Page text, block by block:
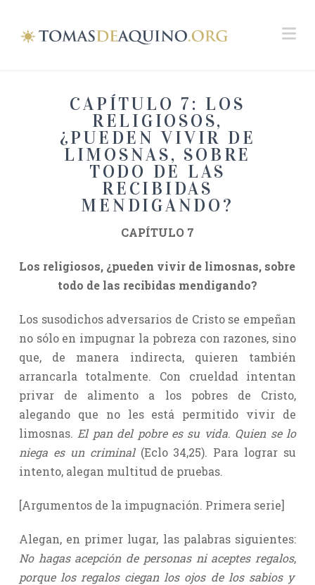
CAPÍTULO 7: LOS
RELIGIOSOS,
¿PUEDEN VIVIR DE
LIMOSNAS, SOBRE
TODO DE LAS
RECIBIDAS
MENDIGANDO?
CAPÍTULO 7
Los religiosos, ¿pueden vivir de limosnas, sobre
todo de las recibidas mendigando?
Los susodichos adversarios de Cristo se empeñan
no sólo en impugnar la pobreza con razones, sino
que, de manera indirecta, quieren también
arrancarla totalmente. Con crueldad intentan
privar de alimento a los pobres de Cristo,
alegando que no les está permitido vivir de
limosnas. El pan del pobre es su vida. Quien se lo
niega es un criminal (Eclo 34,25). Para lograr su
intento, alegan multitud de pruebas.
[Argumentos de la impugnación. Primera serie]
Alegan, en primer lugar, las palabras siguientes:
No hagas acepción de personas ni aceptes regalos,
porque los regalos ciegan los ojos de los sabios y